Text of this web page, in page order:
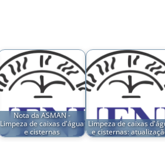
Nota da ASMAN -
Limpeza de caixas d'água
e cisternas
Limpeza de caixas
e cisternas: